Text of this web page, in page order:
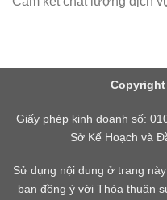
Copyright
Giấy phép kinh doanh số:
Sở Kế Hoạch và
Sử dụng nội dung ở trang
bạn đồng ý với Thỏa thuận